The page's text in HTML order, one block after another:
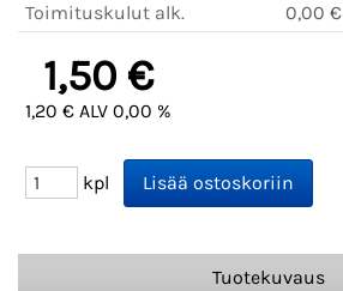
Toimituskulut alk.
0,00 €
1,50 €
1,20 € ALV 0,00 %
kpl
Tuotekuvaus